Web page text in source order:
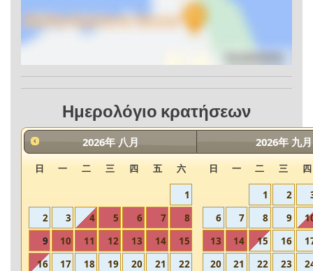
Ημερολόγιο κρατήσεων
2026年 八月
日 一 二 三 四 五 六
1
2
3 4 5 6 7
8
9
10 11 12 13 14
15
16
17 18 19 20 21
22
2026年 九月
日 一 二 三 四
1 2
6
7 8 9
13
14 15 16
20
21 22 23